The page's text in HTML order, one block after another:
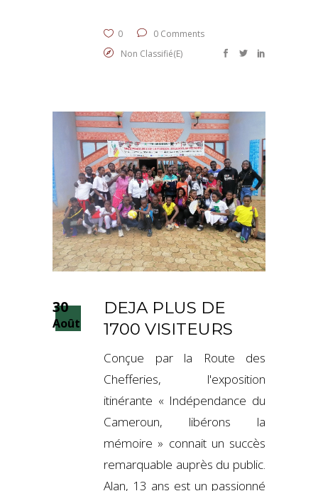
0
0 Comments
Non Classifié(e)
30
Août
DEJA PLUS DE
1700 VISITEURS
Conçue par la Route des
Chefferies, l'exposition
itinérante « Indépendance du
Cameroun, libérons la
mémoire » connait un succès
remarquable auprès du public.
Alan, 13 ans est un passionné